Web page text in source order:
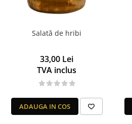
Salată de hribi
33,00 Lei
TVA inclus
ADAUGA IN COS